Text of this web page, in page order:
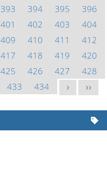
393 394 395
396
401 402 403
404
409 410 411
412
417 418 419
420
425 426 427
428
433 434 > >>